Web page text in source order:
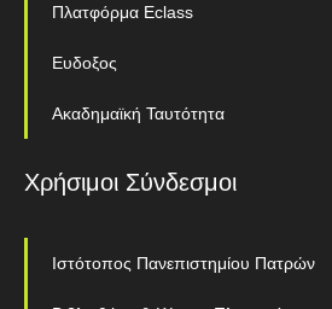
Πλατφόρμα Eclass
Ευδοξος
Ακαδημαϊκή Ταυτότητα
Χρήσιμοι Σύνδεσμοι
Ιστότοπος Πανεπιστημίου Πατρών